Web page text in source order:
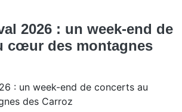
2026 : un week-end de
cœur des montagnes
: un week-end de concerts au
des Carroz